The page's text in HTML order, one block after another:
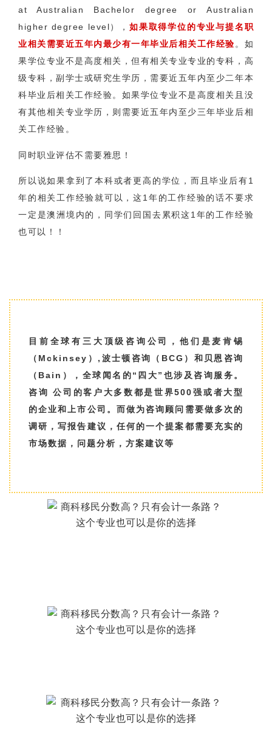
at Australian Bachelor degree or Australian
higher degree level）， 如果取得学位的专业与提名职
业相关需要近五年内最少有一年毕业后相关工作经验 。如
果学位专业不是高度相关，但有相关专业专业的专科，高
级专科，副学士或研究生学历，需要近五年内至少二年本
科毕业后相关工作经验。如果学位专业不是高度相关且没
有其他相关专业学历，则需要近五年内至少三年毕业后相
关工作经验。
同时职业评估不需要雅思！
所以说如果拿到了本科或者更高的学位，而且毕业后有1
年的相关工作经验就可以，这1年的工作经验的话不要求
一定是澳洲境内的，同学们回国去累积这1年的工作经验
也可以！！
目前全球有三大顶级咨询公司，他们是麦肯锡
（Mckinsey）,波士顿咨询（BCG）和贝恩咨询
（Bain），全球闻名的“四大”也涉及咨询服务。
咨询 公司的客户大多数都是世界500强或者大型
的企业和上市公司。而做为咨询顾问需要做多次的
调研，写报告建议，任何的一个提案都需要充实的
市场数据，问题分析，方案建议等